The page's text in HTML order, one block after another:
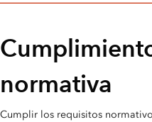
normativa
Cumplir los requisitos